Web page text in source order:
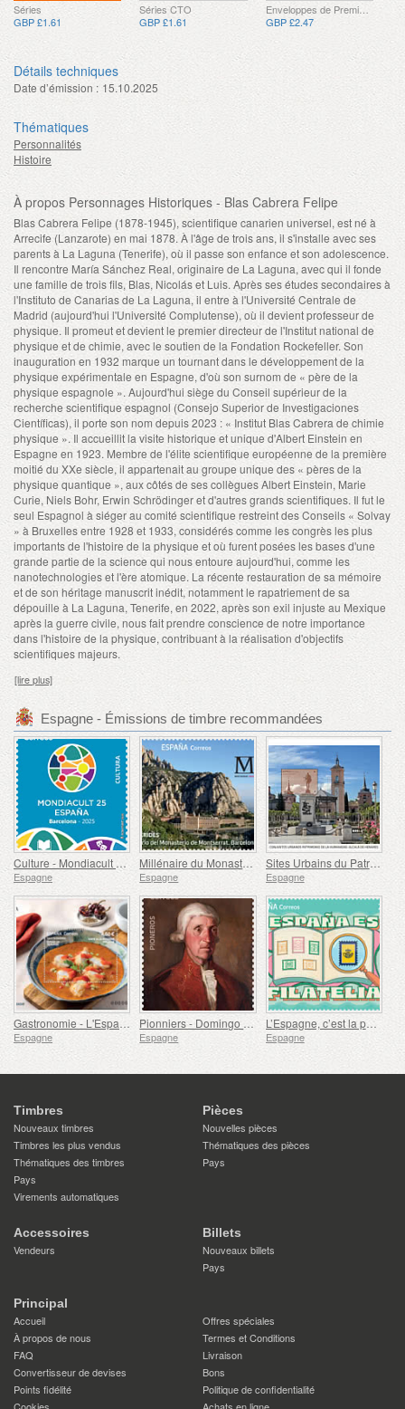
Séries
GBP £1.61
Séries CTO
GBP £1.61
Enveloppes de Premier Jour
GBP £2.47
Détails techniques
Date d’émission : 15.10.2025
Thématiques
Personnalités
Histoire
À propos Personnages Historiques - Blas Cabrera Felipe
Blas Cabrera Felipe (1878-1945), scientifique canarien universel, est né à
Arrecife (Lanzarote) en mai 1878. À l'âge de trois ans, il s'installe avec ses
parents à La Laguna (Tenerife), où il passe son enfance et son adolescence.
Il rencontre María Sánchez Real, originaire de La Laguna, avec qui il fonde
une famille de trois fils, Blas, Nicolás et Luis. Après ses études secondaires à
l'Instituto de Canarias de La Laguna, il entre à l'Université Centrale de
Madrid (aujourd'hui l'Université Complutense), où il devient professeur de
physique. Il promeut et devient le premier directeur de l'Institut national de
physique et de chimie, avec le soutien de la Fondation Rockefeller. Son
inauguration en 1932 marque un tournant dans le développement de la
physique expérimentale en Espagne, d'où son surnom de « père de la
physique espagnole ». Aujourd'hui siège du Conseil supérieur de la
recherche scientifique espagnol (Consejo Superior de Investigaciones
Científicas), il porte son nom depuis 2023 : « Institut Blas Cabrera de chimie
physique ». Il accueillit la visite historique et unique d'Albert Einstein en
Espagne en 1923. Membre de l'élite scientifique européenne de la première
moitié du XXe siècle, il appartenait au groupe unique des « pères de la
physique quantique », aux côtés de ses collègues Albert Einstein, Marie
Curie, Niels Bohr, Erwin Schrödinger et d'autres grands scientifiques. Il fut le
seul Espagnol à siéger au comité scientifique restreint des Conseils « Solvay
» à Bruxelles entre 1928 et 1933, considérés comme les congrès les plus
importants de l'histoire de la physique et où furent posées les bases d'une
grande partie de la science qui nous entoure aujourd'hui, comme les
nanotechnologies et l'ère atomique. La récente restauration de sa mémoire
et de son héritage manuscrit inédit, notamment le rapatriement de sa
dépouille à La Laguna, Tenerife, en 2022, après son exil injuste au Mexique
après la guerre civile, nous fait prendre conscience de notre importance
dans l'histoire de la physique, contribuant à la réalisation d'objectifs
scientifiques majeurs.
[lire plus]
Espagne - Émissions de timbre recommandées
Culture - Mondiacult 25 Espagne, Barcelone
Espagne
Millénaire du Monastère de Montserrat, Barcelone
Espagne
Sites Urbains du Patrimoine Mondial - Alcalá de Henares
Espagne
Gastronomie - L'Espagne en 19 Plats, Melilla, Lotte à la Rusadir
Espagne
Pionniers - Domingo de Bonechea
Espagne
L’Espagne, c’est la philatélie
Espagne
Timbres
Nouveaux timbres
Timbres les plus vendus
Thématiques des timbres
Pays
Virements automatiques
Pièces
Nouvelles pièces
Thématiques des pièces
Pays
Accessoires
Vendeurs
Billets
Nouveaux billets
Pays
Principal
Accueil
Offres spéciales
À propos de nous
Termes et Conditions
FAQ
Livraison
Convertisseur de devises
Bons
Points fidélité
Politique de confidentialité
Cookies
Achats en ligne